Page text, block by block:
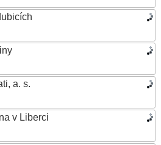
a. s.
v Liberci